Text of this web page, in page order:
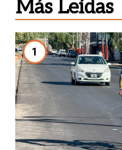
Más Leídas
1